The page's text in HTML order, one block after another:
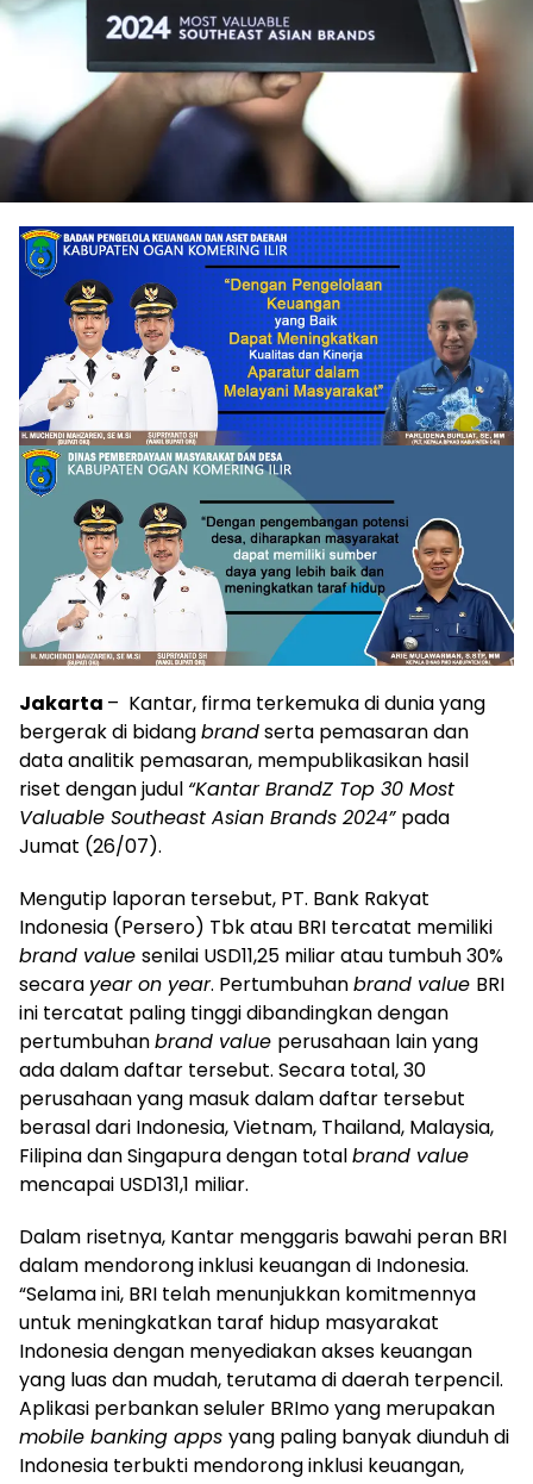
Jakarta – Kantar, firma terkemuka di dunia yang
bergerak di bidangbrandserta pemasaran dan
data analitik pemasaran, mempublikasikan hasil
riset dengan judul “Kantar BrandZ Top 30 Most
Valuable Southeast Asian Brands 2024” pada
Jumat (26/07).
Mengutip laporan tersebut, PT. Bank Rakyat
Indonesia (Persero) Tbk atau BRI tercatat memiliki
brand value senilai USD11,25 miliar atau tumbuh 30%
secara year on year. Pertumbuhanbrand value BRI
ini tercatat paling tinggi dibandingkan dengan
pertumbuhanbrand value perusahaan lain yang
ada dalam daftar tersebut. Secara total, 30
perusahaan yang masuk dalam daftar tersebut
berasal dari Indonesia, Vietnam, Thailand, Malaysia,
Filipina dan Singapura dengan totalbrand value
mencapai USD131,1 miliar.
Dalam risetnya, Kantar menggaris bawahi peran BRI
dalam mendorong inklusi keuangan di Indonesia.
“Selama ini, BRI telah menunjukkan komitmennya
untuk meningkatkan taraf hidup masyarakat
Indonesia dengan menyediakan akses keuangan
yang luas dan mudah, terutama di daerah terpencil.
Aplikasi perbankan seluler BRImo yang merupakan
mobile banking apps yang paling banyak diunduh di
Indonesia terbukti mendorong inklusi keuangan,